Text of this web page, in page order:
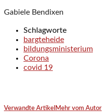
Gabiele Bendixen
Schlagworte
bargteheide
bildungsministerium
Corona
covid 19
Verwandte Artikel Mehr vom Autor